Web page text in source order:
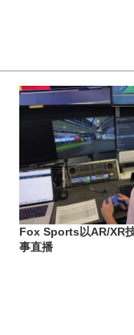
Fox Sports以AR/XR
事直播